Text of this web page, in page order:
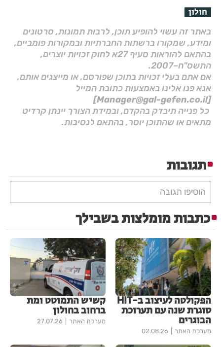
חולון
באתר זה עשוי להופיע תוכן, לרבות תמונות, סרטונים
ומידע, שמקורו ברשתות החברתיות ובמקורות פומביים,
בהתאם להוראות סעיף 27א לחוק זכויות יוצרים,
התשס"ח–2007.
אם אתם בעלי זכויות בתוכן שפורסם, או מייצגים אותם,
אנא פנו אלינו באמצעות כתובת המייל
[Manager@gal-gefen.co.il]
כל פנייה תיבדק בהקדם, ובמידת הצורך יינתן קרדיט
מתאים או שהתוכן יוסר, בהתאם לנסיבות.
תגובות
הוסיפו תגובה
כתבות מומלצות בשבילך
הפקולטה לעיצוב ב-HIT
סוגרת שנה עם תערוכת
הבוגרים
מערכת האתר 02.08.26
קשיש התמוטט ומת
ברחוב בחולון
מערכת האתר 27.07.26